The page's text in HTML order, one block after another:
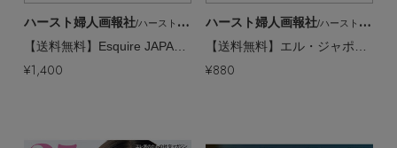
ハースト婦人画報社/ハーストフジンガホウシャ
【送料無料】Esquire JAPAN No.6 June 2026（2026/4/30発売）
¥1,400
ハースト婦人画報社/ハーストフジンガホウシャ
¥880